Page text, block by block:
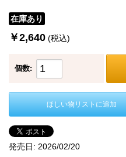
在庫あり
￥2,640 (税込)
個数:
ほしい物リストに追加
発売日: 2026/02/20